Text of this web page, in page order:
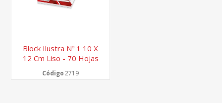
Block Ilustra Nº 1 10 X
12 Cm Liso - 70 Hojas
Código2719